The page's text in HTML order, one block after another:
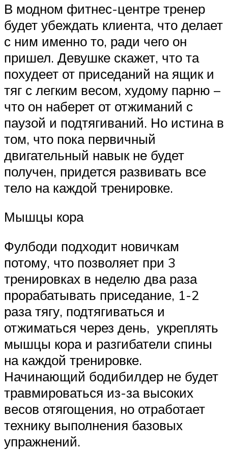
В модном фитнес-центре тренер
будет убеждать клиента, что делает
с ним именно то, ради чего он
пришел. Девушке скажет, что та
похудеет от приседаний на ящик и
тяг с легким весом, худому парню –
что он наберет от отжиманий с
паузой и подтягиваний. Но истина в
том, что пока первичный
двигательный навык не будет
получен, придется развивать все
тело на каждой тренировке.
Мышцы кора
Фулбоди подходит новичкам
потому, что позволяет при 3
тренировках в неделю два раза
прорабатывать приседание, 1-2
раза тягу, подтягиваться и
отжиматься через день, укреплять
мышцы кора и разгибатели спины
на каждой тренировке.
Начинающий бодибилдер не будет
травмироваться из-за высоких
весов отягощения, но отработает
технику выполнения базовых
упражнений.